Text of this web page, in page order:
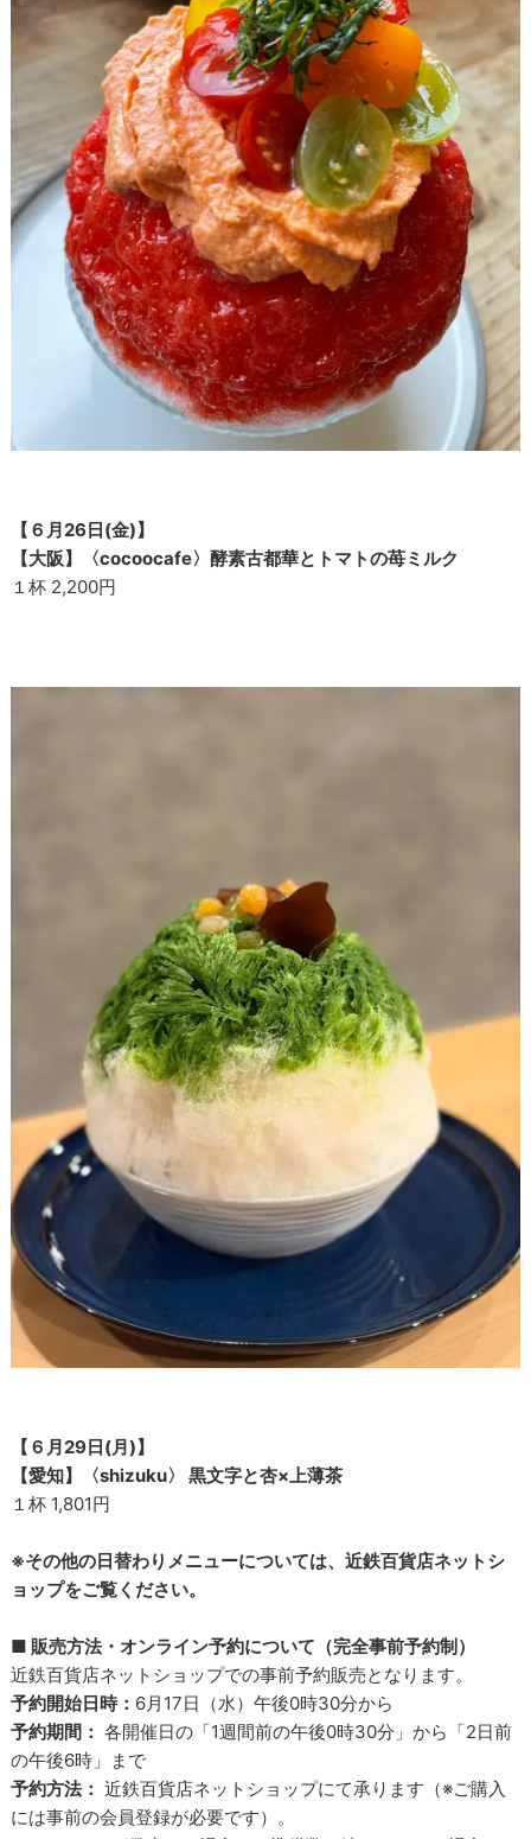
【６月26日(金)】
【大阪】〈cocoocafe〉酵素古都華とトマトの苺ミルク
１杯 2,200円
【６月29日(月)】
【愛知】〈shizuku〉 黒文字と杏×上薄茶
１杯 1,801円
※その他の日替わりメニューについては、近鉄百貨店ネットシ
ョップをご覧ください。
■ 販売方法・オンライン予約について（完全事前予約制）
近鉄百貨店ネットショップでの事前予約販売となります。
予約開始日時： 6月17日（水）午後0時30分から
予約期間： 各開催日の「1週間前の午後0時30分」から「2日前
の午後6時」まで
予約方法： 近鉄百貨店ネットショップにて承ります（※ご購入
には事前の会員登録が必要です）。